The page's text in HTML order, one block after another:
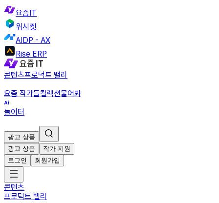
요즘IT
위시켓
AIDP - AX
Rise ERP
콘텐츠프로덕트 밸리
요즘 작가들컬렉션물어봐
놀이터
광고 상품
광고 상품
작가 지원
로그인
회원가입
콘텐츠
프로덕트 밸리